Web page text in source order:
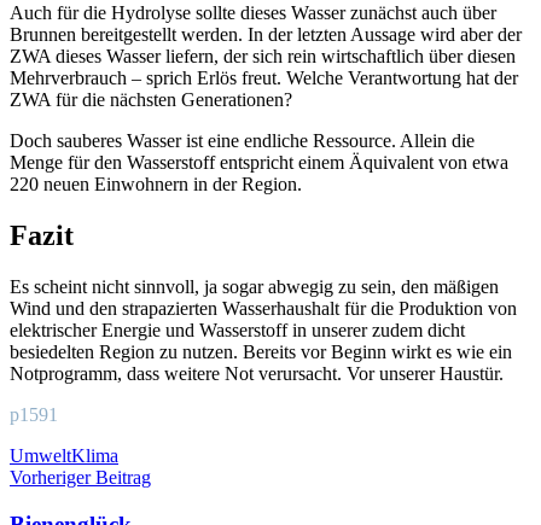
Auch für die Hydrolyse sollte dieses Wasser zunächst auch über
Brunnen bereitgestellt werden. In der letzten Aussage wird aber der
ZWA dieses Wasser liefern, der sich rein wirtschaftlich über diesen
Mehrverbrauch – sprich Erlös freut. Welche Verantwortung hat der
ZWA für die nächsten Generationen?
Doch sauberes Wasser ist eine endliche Ressource. Allein die
Menge für den Wasserstoff entspricht einem Äquivalent von etwa
220 neuen Einwohnern in der Region.
Fazit
Es scheint nicht sinnvoll, ja sogar abwegig zu sein, den mäßigen
Wind und den strapazierten Wasserhaushalt für die Produktion von
elektrischer Energie und Wasserstoff in unserer zudem dicht
besiedelten Region zu nutzen. Bereits vor Beginn wirkt es wie ein
Notprogramm, dass weitere Not verursacht. Vor unserer Haustür.
p1591
Schlagwörter
UmweltKlima
Beitragsnavigation
Vorheriger Beitrag